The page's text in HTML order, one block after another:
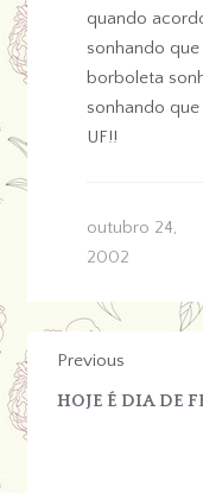
quando
sonhando
borboleta
sonhando
UF!!
outubro 24,
2002
Previous
HOJE É DIA DE